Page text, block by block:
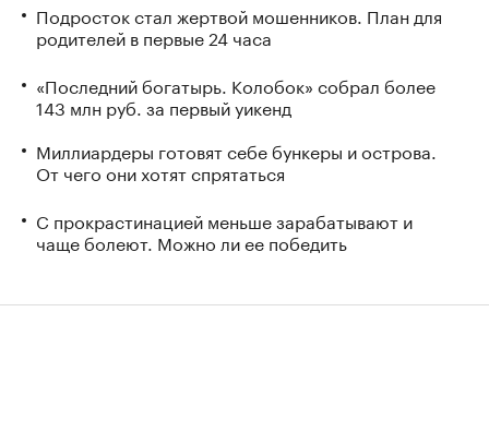
Подросток стал жертвой мошенников. План для
родителей в первые 24 часа
«Последний богатырь. Колобок» собрал более
143 млн руб. за первый уикенд
Миллиардеры готовят себе бункеры и острова.
От чего они хотят спрятаться
С прокрастинацией меньше зарабатывают и
чаще болеют. Можно ли ее победить